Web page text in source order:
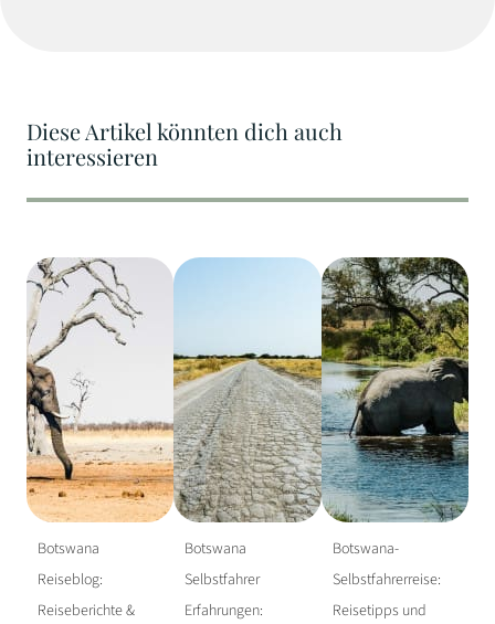
Diese Artikel könnten dich auch
interessieren
Botswana
Reiseblog:
Reiseberichte &
Botswana
Selbstfahrer
Erfahrungen:
Botswana-
Selbstfahrerreise:
Reisetipps und